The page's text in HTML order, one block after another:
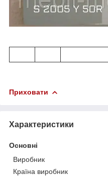
Приховати
Характеристики
Основні
Виробник
Країна виробник